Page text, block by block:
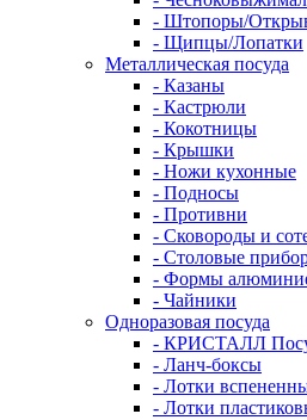
- Штопоры/
- Щипцы/Лопатки
Металлическая посуда
- Казаны
- Кастрюли
- Кокотницы
- Крышки
- Ножи кухонные
- Подносы
- Противни
- Сковороды и
- Столовые
- Формы
- Чайники
Одноразовая посуда
- КРИСТАЛЛ
- Ланч-боксы
- Лотки
- Лотки